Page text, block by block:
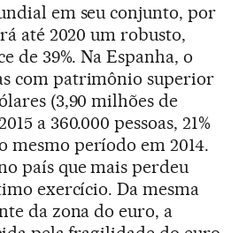
em seu conjunto, por
até 2020 um robusto,
de 39%. Na Espanha, o
com patrimônio superior
(3,90 milhões de
a 360.000 pessoas, 21%
mesmo período em 2014.
país que mais perdeu
exercício. Da mesma
da zona do euro, a